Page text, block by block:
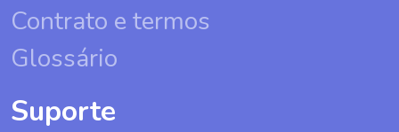
Contrato e termos
Glossário
Suporte